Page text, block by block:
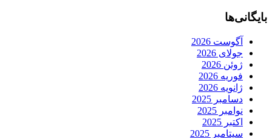
بایگانی‌ها
آگوست 2026
جولای 2026
ژوئن 2026
فوریه 2026
ژانویه 2026
دسامبر 2025
نوامبر 2025
اکتبر 2025
سپتامبر 2025